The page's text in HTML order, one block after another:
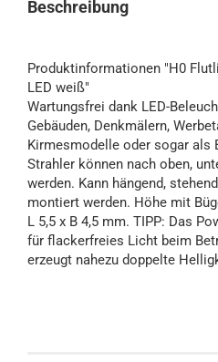
Beschreibung
Produktinformationen "H0
LED weiß"
Wartungsfrei dank LED-
Gebäuden, Denkmälern,
Kirmesmodelle oder sogar als
Strahler können nach oben,
werden. Kann hängend,
montiert werden. Höhe mit
L 5,5 x B 4,5 mm. TIPP: Das
für flackerfreies Licht beim
erzeugt nahezu doppelte